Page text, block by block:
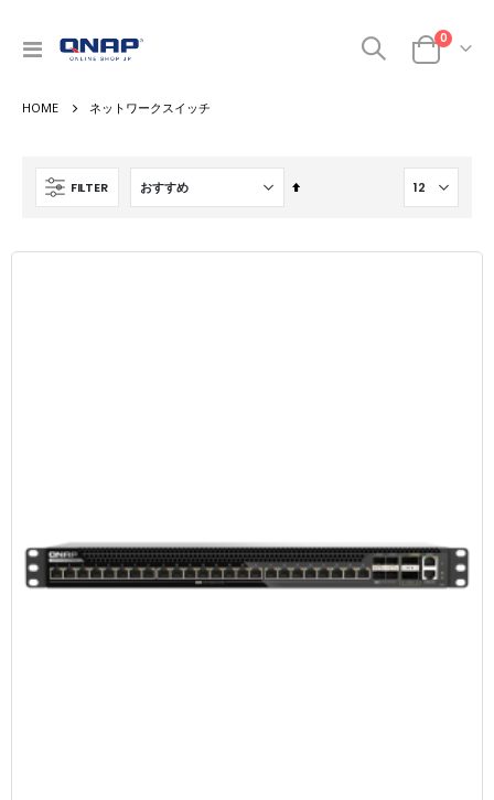
ナ
呼
カート
0商品
ネットワークスイッチ
FILTER
降